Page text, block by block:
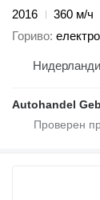
2016
360 м/ч
Гориво електро
Autohandel